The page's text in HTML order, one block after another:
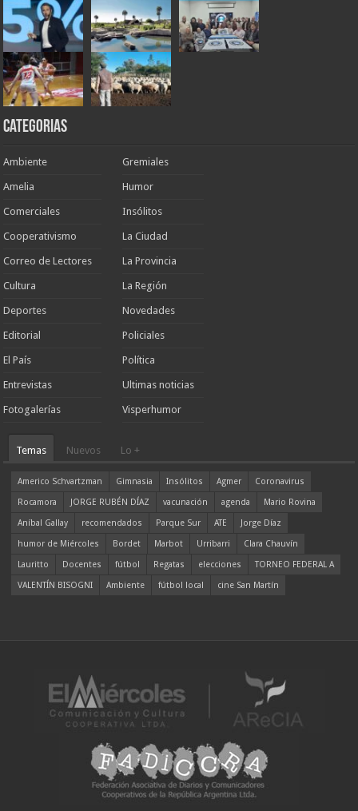
Categorias
Ambiente
Amelia
Comerciales
Cooperativismo
Correo de Lectores
Cultura
Deportes
Editorial
El País
Entrevistas
Fotogalerías
Gremiales
Humor
Insólitos
La Ciudad
La Provincia
La Región
Novedades
Policiales
Política
Ultimas noticias
Visperhumor
Temas Nuevos Lo +
Americo Schvartzman Gimnasia Insólitos Agmer
Coronavirus
Rocamora
JORGE RUBÉN DÍAZ vacunación agenda
Mario Rovina
Aníbal Gallay
recomendados Parque Sur ATE
Jorge Díaz
humor de Miércoles
Bordet Marbot Urribarri
Clara Chauvín
Lauritto
Docentes fútbol Regatas elecciones
TORNEO FEDERAL A
VALENTÍN BISOGNI
Ambiente fútbol local cine San Martín